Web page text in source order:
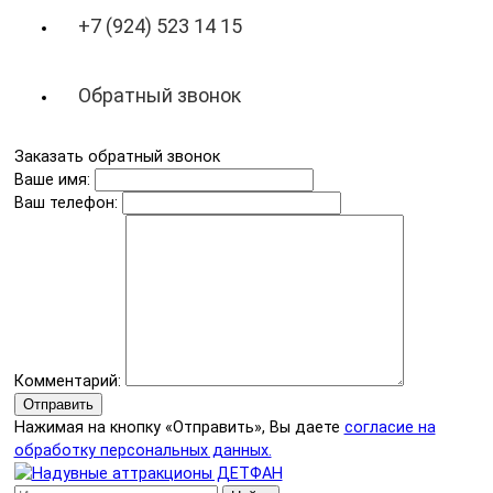
+7 (924) 523 14 15
Обратный звонок
Заказать обратный звонок
Ваше имя:
Ваш телефон:
Комментарий:
Отправить
Нажимая на кнопку «Отправить», Вы даете согласие на
обработку персональных данных.